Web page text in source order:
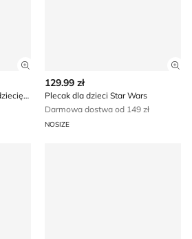
Zobacz szczegóły produktu
Star Wars - Buty sportowe dziecięce
129.99 zł
Plecak dla dzieci Star Wars
Darmowa dostwa od 149 zł
NOSIZE